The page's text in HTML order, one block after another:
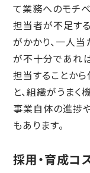
て業務へのモチ
担当者が不足す
がかかり、一人
が不十分であれ
担当することか
と、組織がうまく
事業自体の進捗
もあります。
採用・育成コ